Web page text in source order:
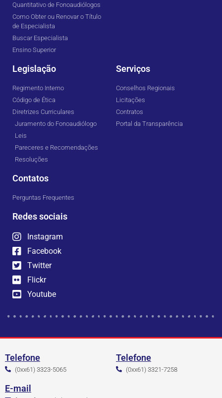
Quantitativo de Fonoaudiólogos
Como Obter ou Renovar o Título
de Especialista
Buscar Especialista
Ensino Superior
Legislação
Regimento Interno
Código de Ética
Diretrizes Curriculares
Juramento do Fonoaudiólogo
Leis
Pareceres e Recomendações
Resoluções
Serviços
Conselhos Regionais
Licitações
Contratos
Portal da Transparência
Contatos
Perguntas Frequentes
Redes sociais
Instagram
Facebook
Twitter
Flickr
Youtube
Telefone
(0xx61) 3323-5065
Telefone
(0xx61) 3321-7258
E-mail